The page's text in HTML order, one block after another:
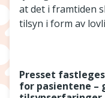
at det i framtiden
tilsyn i form av
Presset
for pasientene –